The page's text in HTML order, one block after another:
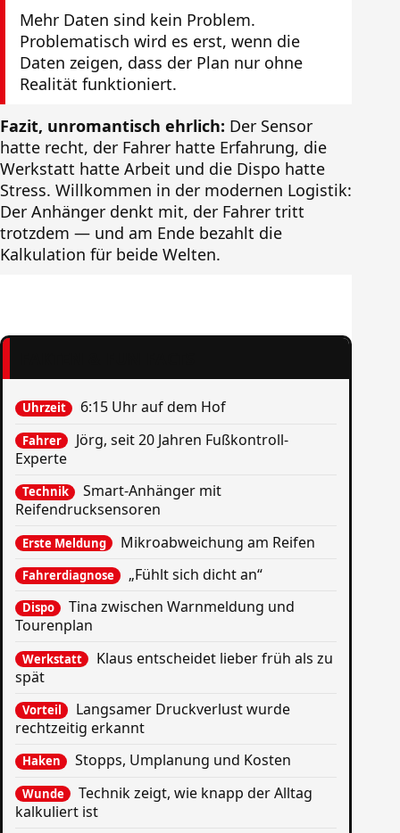
Mehr Daten sind kein Problem.
Problematisch wird es erst, wenn die
Daten zeigen, dass der Plan nur ohne
Realität funktioniert.
Fazit, unromantisch ehrlich: Der Sensor
hatte recht, der Fahrer hatte Erfahrung, die
Werkstatt hatte Arbeit und die Dispo hatte
Stress. Willkommen in der modernen Logistik:
Der Anhänger denkt mit, der Fahrer tritt
trotzdem — und am Ende bezahlt die
Kalkulation für beide Welten.
Uhrzeit 6:15 Uhr auf dem Hof
Fahrer
Jörg, seit 20 Jahren Fußkontroll-
Experte
Technik
Smart-Anhänger mit
Reifendrucksensoren
Erste Meldung Mikroabweichung am Reifen
Fahrerdiagnose „Fühlt sich dicht an“
Dispo
Tina zwischen Warnmeldung und
Tourenplan
Werkstatt
Klaus entscheidet lieber früh als zu
spät
Vorteil
Langsamer Druckverlust wurde
rechtzeitig erkannt
Haken Stopps, Umplanung und Kosten
Wunde
Technik zeigt, wie knapp der Alltag
kalkuliert ist